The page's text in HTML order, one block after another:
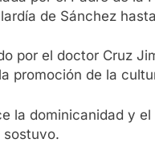
de Sánchez
por el doctor Cruz
promoción de la
la dominicanidad y
sostuvo.